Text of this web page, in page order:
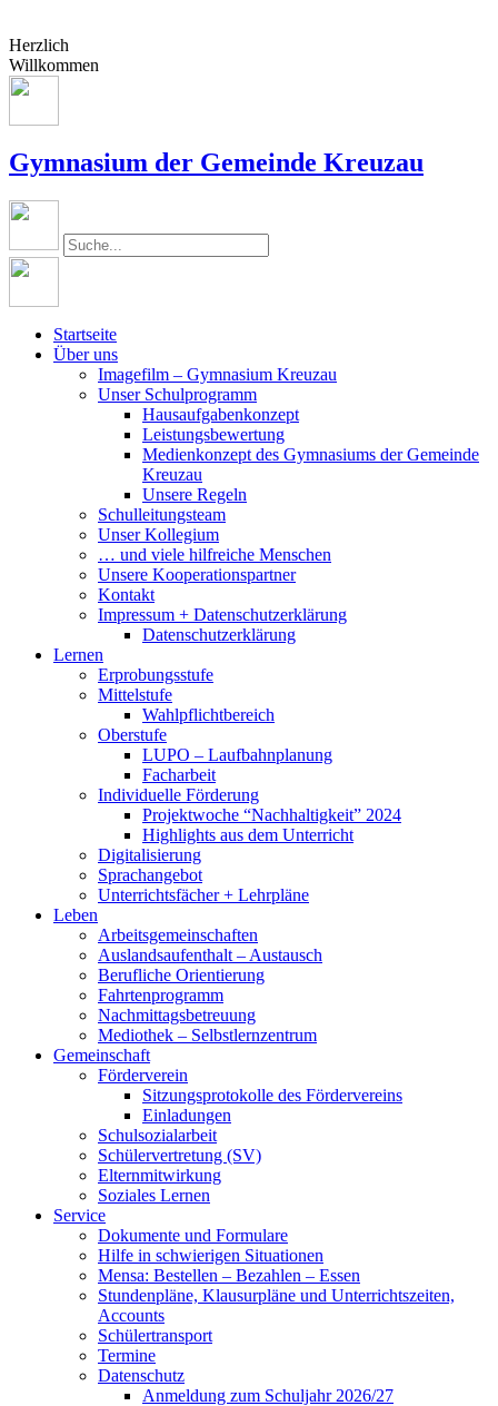
Herzlich
Willkommen
Gymnasium der Gemeinde Kreuzau
Startseite
Über uns
Imagefilm – Gymnasium Kreuzau
Unser Schulprogramm
Hausaufgabenkonzept
Leistungsbewertung
Medienkonzept des Gymnasiums der Gemeinde
Kreuzau
Unsere Regeln
Schulleitungsteam
Unser Kollegium
… und viele hilfreiche Menschen
Unsere Kooperationspartner
Kontakt
Impressum + Datenschutzerklärung
Datenschutzerklärung
Lernen
Erprobungsstufe
Mittelstufe
Wahlpflichtbereich
Oberstufe
LUPO – Laufbahnplanung
Facharbeit
Individuelle Förderung
Projektwoche “Nachhaltigkeit” 2024
Highlights aus dem Unterricht
Digitalisierung
Sprachangebot
Unterrichtsfächer + Lehrpläne
Leben
Arbeitsgemeinschaften
Auslandsaufenthalt – Austausch
Berufliche Orientierung
Fahrtenprogramm
Nachmittagsbetreuung
Mediothek – Selbstlernzentrum
Gemeinschaft
Förderverein
Sitzungsprotokolle des Fördervereins
Einladungen
Schulsozialarbeit
Schülervertretung (SV)
Elternmitwirkung
Soziales Lernen
Service
Dokumente und Formulare
Hilfe in schwierigen Situationen
Mensa: Bestellen – Bezahlen – Essen
Stundenpläne, Klausurpläne und Unterrichtszeiten,
Accounts
Schülertransport
Termine
Datenschutz
Anmeldung zum Schuljahr 2026/27